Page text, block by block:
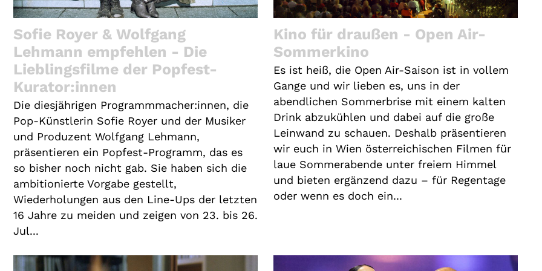
Gutscheine
& Filmpässe
Account
Suche
Sofie Royer & Wolfgang
Lehmann empfehlen - Die
Lieblingsfilme der Popfest-
Kurator:innen
Die diesjährigen Programmmacher:innen, die
Pop-Künstlerin Sofie Royer und der Musiker
und Produzent Wolfgang Lehmann,
präsentieren ein Popfest-Programm, das es
so bisher noch nicht gab. Sie haben sich die
ambitionierte Vorgabe gestellt,
Wiederholungen aus den Line-Ups der letzten
16 Jahre zu meiden und zeigen von 23. bis 26.
Jul...
Kino für draußen - Open Air-
Sommerkino
Es ist heiß, die Open Air-Saison ist in vollem
Gange und wir lieben es, uns in der
abendlichen Sommerbrise mit einem kalten
Drink abzukühlen und dabei auf die große
Leinwand zu schauen. Deshalb präsentieren
wir euch in Wien österreichischen Filmen für
laue Sommerabende unter freiem Himmel
und bieten ergänzend dazu – für Regentage
oder wenn es doch ein...